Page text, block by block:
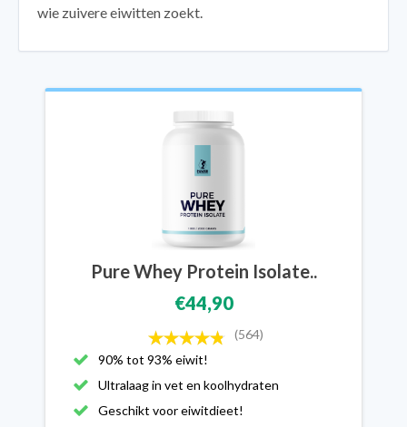
wie zuivere eiwitten zoekt.
Pure Whey Protein Isolate..
€44,90
(564)
90% tot 93% eiwit!
Ultralaag in vet en koolhydraten
Geschikt voor eiwitdieet!